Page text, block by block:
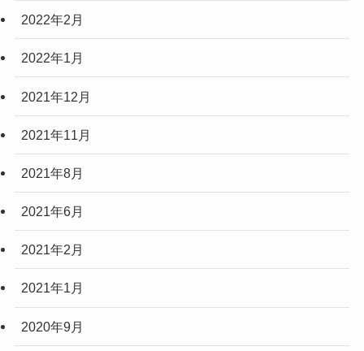
2022年2月
2022年1月
2021年12月
2021年11月
2021年8月
2021年6月
2021年2月
2021年1月
2020年9月